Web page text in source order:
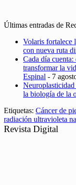
Últimas entradas de
Volaris fortalece
con nueva ruta
Cada día
transformar la
Espinal - 7
la biología de la
Etiquetas: Cáncer de
radiación ultravioleta
Revista Digital